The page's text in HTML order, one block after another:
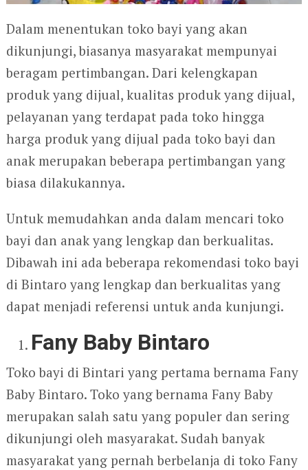
Dalam menentukan toko bayi yang akan
dikunjungi, biasanya masyarakat mempunyai
beragam pertimbangan. Dari kelengkapan
produk yang dijual, kualitas produk yang dijual,
pelayanan yang terdapat pada toko hingga
harga produk yang dijual pada toko bayi dan
anak merupakan beberapa pertimbangan yang
biasa dilakukannya.
Untuk memudahkan anda dalam mencari toko
bayi dan anak yang lengkap dan berkualitas.
Dibawah ini ada beberapa rekomendasi toko bayi
di Bintaro yang lengkap dan berkualitas yang
dapat menjadi referensi untuk anda kunjungi.
Fany Baby Bintaro
Toko bayi di Bintari yang pertama bernama Fany
Baby Bintaro. Toko yang bernama Fany Baby
merupakan salah satu yang populer dan sering
dikunjungi oleh masyarakat. Sudah banyak
masyarakat yang pernah berbelanja di toko Fany